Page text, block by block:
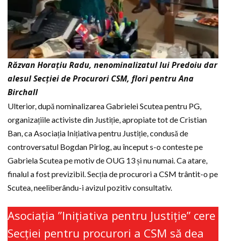
Răzvan Horațiu Radu, nenominalizatul lui Predoiu dar
alesul Secției de Procurori CSM, flori pentru Ana
Birchall
Ulterior, după nominalizarea Gabrielei Scutea pentru PG,
organizațiile activiste din Justiție, apropiate tot de Cristian
Ban, ca Asociația Inițiativa pentru Justiție, condusă de
controversatul Bogdan Pîrlog, au început s-o conteste pe
Gabriela Scutea pe motiv de OUG 13 și nu numai. Ca atare,
finalul a fost previzibil. Secția de procurori a CSM trântit-o pe
Scutea, neeliberându-i avizul pozitiv consultativ.
Asociația ”Inițiativa pentru Justiție” cere
Secției pentru procurori a CSM să dea